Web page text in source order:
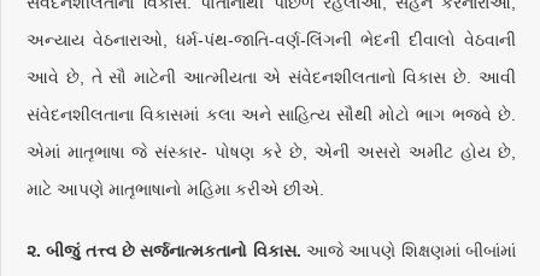
અન્યાય વેઠનારાઓ, ધર્મ-પંથ-જાતિ-વર્ણ-લિંગની ભેદની દીવાલો વેઠવાની
આવે છે, તે સૌ માટેની આત્મીયતા એ સંવેદનશીલતાનો વિકાસ છે. આવી
સંવેદનશીલતાના વિકાસમાં કલા અને સાહિત્ય સૌથી મોટો ભાગ ભજવે છે.
એમાં માતૃભાષા જે સંસ્કાર- પોષણ કરે છે, એની અસરો અમીટ હોય છે,
માટે આપણે માતૃભાષાનો મહિમા કરીએ છીએ.
૨. બીજું તત્ત્વ છે સર્જનાત્મકતાનો વિકાસ. આજે આપણે શિક્ષણમાં બીબાંમાં